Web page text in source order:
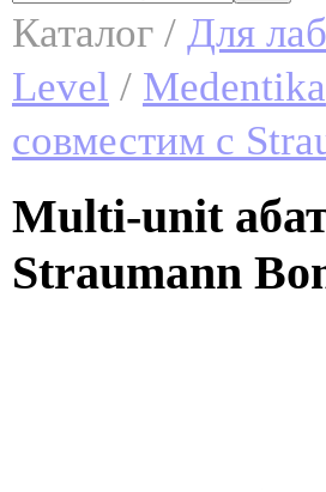
Каталог / Для
Level / Medentika
совместим с
Multi-unit
Straumann